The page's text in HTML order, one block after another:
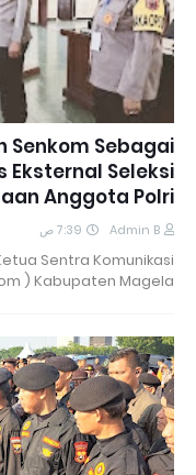
Senkom Sebagai
Eksternal Seleksi
Anggota Polri
Admin B 7:39 ص
Sentra Komunikasi
) Kabupaten Magela…